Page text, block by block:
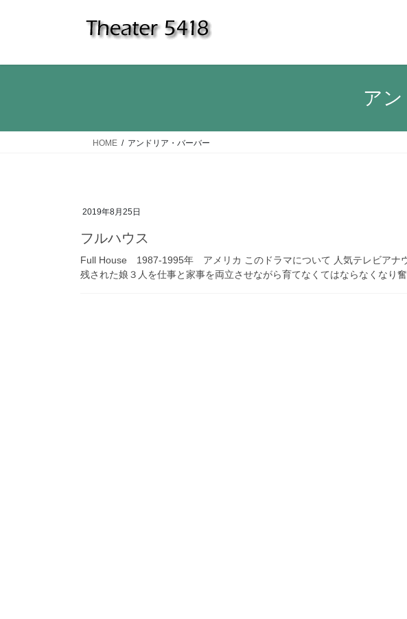
ア
HOME アンドリア・バーバー
2019年8月25日
フルハウス
Full House 1987-1995年 アメリカ このドラマについて 人気テレビアナ
残された娘３人を仕事と家事を両立させながら育てなくてはならなくなり